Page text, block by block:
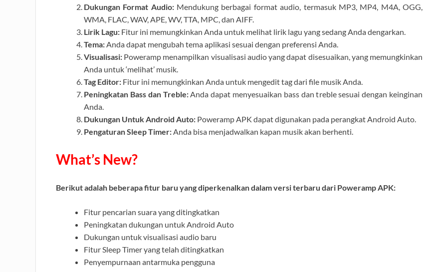
Dukungan Format Audio:Mendukung berbagai format audio, termasuk MP3, MP4, M4A, OGG,
WMA, FLAC, WAV, APE, WV, TTA, MPC, dan AIFF.
Lirik Lagu: Fitur ini memungkinkan Anda untuk melihat lirik lagu yang sedang Anda dengarkan.
Tema:Anda dapat mengubah tema aplikasi sesuai dengan preferensi Anda.
Visualisasi: Poweramp menampilkan visualisasi audio yang dapat disesuaikan, yang memungkinkan
Anda untuk ‘melihat’ musik.
Tag Editor: Fitur ini memungkinkan Anda untuk mengedit tag dari file musik Anda.
Peningkatan Bass dan Treble:Anda dapat menyesuaikan bass dan treble sesuai dengan keinginan
Anda.
Dukungan Untuk Android Auto: Poweramp APK dapat digunakan pada perangkat Android Auto.
Pengaturan Sleep Timer:Anda bisa menjadwalkan kapan musik akan berhenti.
What’s New?
Berikut adalah beberapa fitur baru yang diperkenalkan dalam versi terbaru dari Poweramp APK:
Fitur pencarian suara yang ditingkatkan
Peningkatan dukungan untuk Android Auto
Dukungan untuk visualisasi audio baru
Fitur Sleep Timer yang telah ditingkatkan
Penyempurnaan antarmuka pengguna